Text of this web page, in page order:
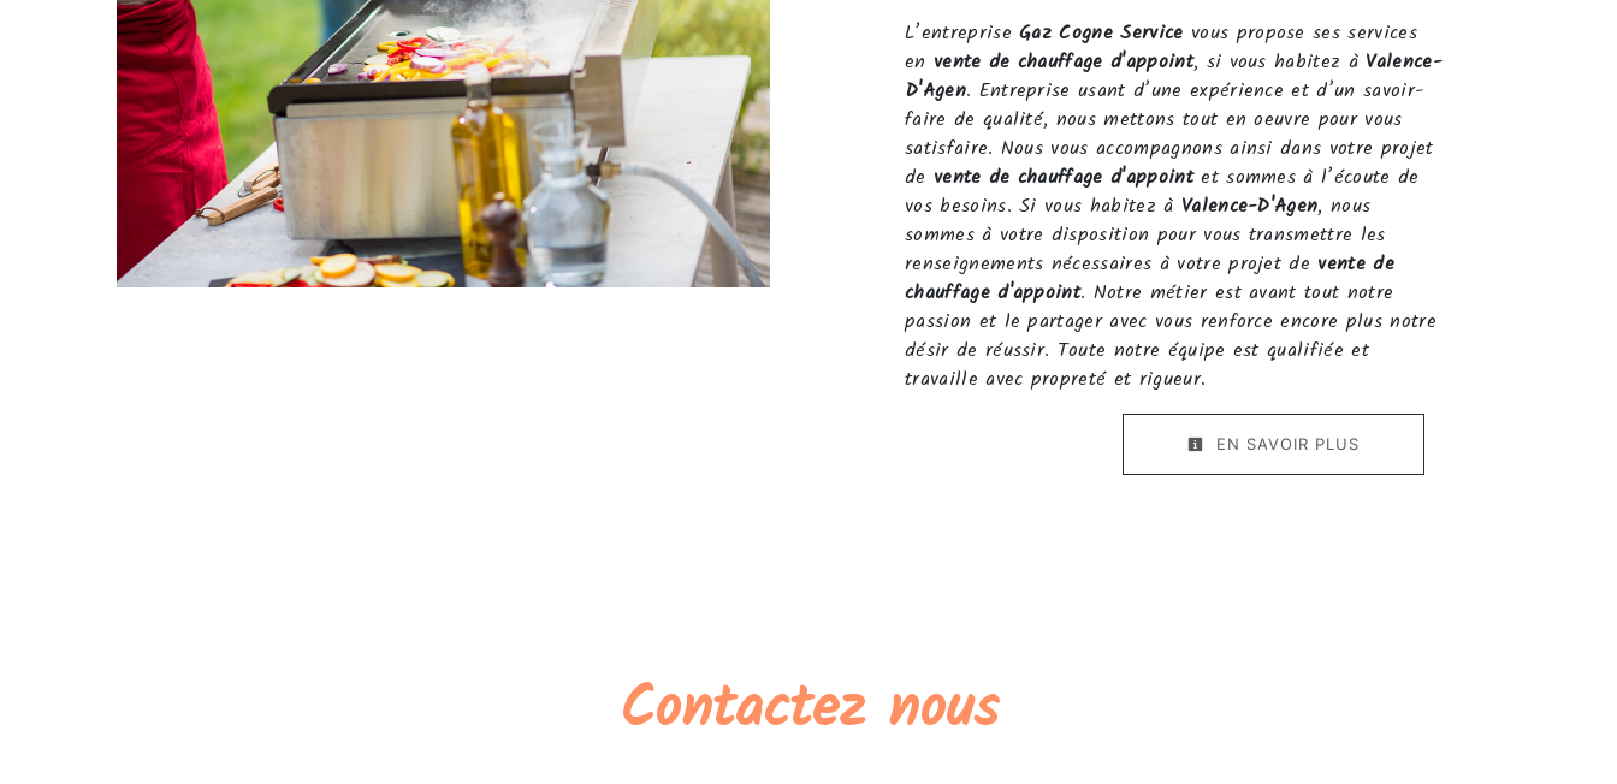
L’entrepriseGaz Cogne Service vous propose ses services
en vente de chauffage d'appoint, si vous habitez à Valence-
D'Agen. Entreprise usant d’une expérience et d’un savoir-
faire de qualité, nous mettons tout en oeuvre pour vous
satisfaire. Nous vous accompagnons ainsi dans votre projet
de vente de chauffage d'appointet sommes à l’écoute de
vos besoins. Si vous habitez à Valence-D'Agen, nous
sommes à votre disposition pour vous transmettre les
renseignements nécessaires à votre projet de vente de
chauffage d'appoint. Notre métier est avant tout notre
passion et le partager avec vous renforce encore plus notre
désir de réussir. Toute notre équipe est qualifiée et
travaille avec propreté et rigueur.
EN SAVOIR PLUS
Contactez nous